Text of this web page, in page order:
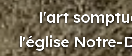
l'art
l'église Notre-